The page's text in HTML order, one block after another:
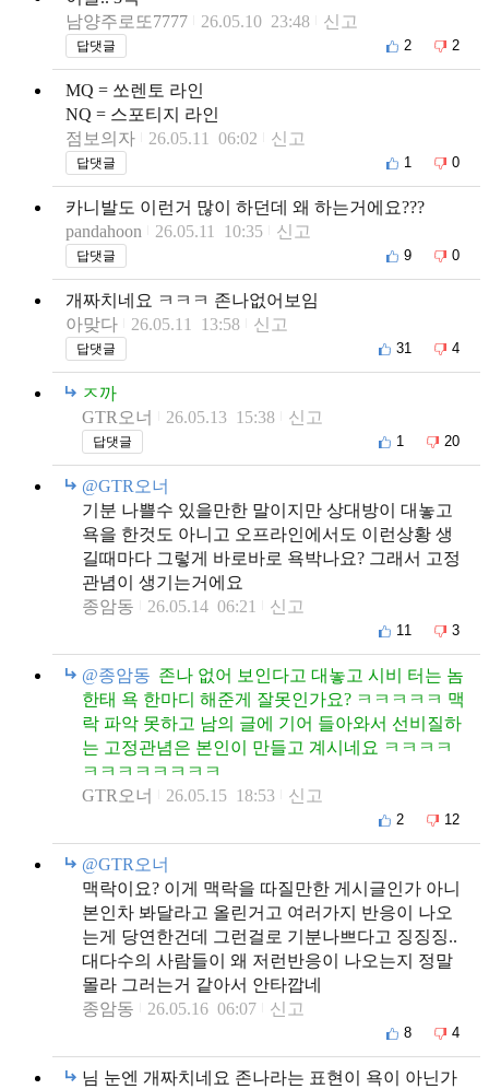
남양주로또7777
26.05.10 23:48 신고
답댓글 2 2
MQ = 쏘렌토 라인
NQ = 스포티지 라인
점보의자
26.05.11 06:02 신고
답댓글 1 0
카니발도 이런거 많이 하던데 왜 하는거에요???
pandahoon
26.05.11 10:35 신고
답댓글 9 0
개짜치네요 ㅋㅋㅋ 존나없어보임
아맞다
26.05.11 13:58 신고
답댓글 31 4
ㅈ까
GTR오너
26.05.13 15:38 신고
답댓글 1 20
@GTR오너
기분 나쁠수 있을만한 말이지만 상대방이 대놓고
욕을 한것도 아니고 오프라인에서도 이런상황 생
길때마다 그렇게 바로바로 욕박나요? 그래서 고정
관념이 생기는거에요
종암동
26.05.14 06:21 신고
11 3
@종암동 존나 없어 보인다고 대놓고 시비 터는 놈
한태 욕 한마디 해준게 잘못인가요? ㅋㅋㅋㅋㅋ 맥
락 파악 못하고 남의 글에 기어 들아와서 선비질하
는 고정관념은 본인이 만들고 계시네요 ㅋㅋㅋㅋ
ㅋㅋㅋㅋㅋㅋㅋㅋ
GTR오너
26.05.15 18:53 신고
2 12
@GTR오너
맥락이요? 이게 맥락을 따질만한 게시글인가 아니
본인차 봐달라고 올린거고 여러가지 반응이 나오
는게 당연한건데 그런걸로 기분나쁘다고 징징징..
대다수의 사람들이 왜 저런반응이 나오는지 정말
몰라 그러는거 같아서 안타깝네
종암동
26.05.16 06:07 신고
8 4
님 눈엔 개짜치네요 존나라는 표현이 욕이 아닌가